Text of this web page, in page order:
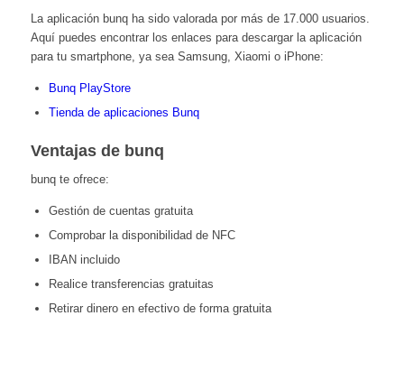
La aplicación bunq ha sido valorada por más de 17.000 usuarios.
Aquí puedes encontrar los enlaces para descargar la aplicación
para tu smartphone, ya sea Samsung, Xiaomi o iPhone:
Bunq PlayStore
Tienda de aplicaciones Bunq
Ventajas de bunq
bunq te ofrece:
Gestión de cuentas gratuita
Comprobar la disponibilidad de NFC
IBAN incluido
Realice transferencias gratuitas
Retirar dinero en efectivo de forma gratuita